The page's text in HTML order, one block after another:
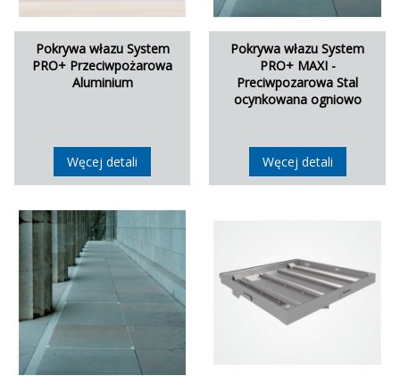
Pokrywa włazu System
PRO+ Przeciwpożarowa
Aluminium
Węcej detali
Pokrywa włazu System
PRO+ MAXI -
Preciwpozarowa Stal
ocynkowana ogniowo
Węcej detali